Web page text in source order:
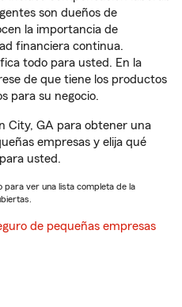
son dueños de
la importancia de
financiera continua.
todo para usted. En la
de que tiene los productos
para su negocio.
City, GA para obtener una
empresas y elija qué
usted.
para ver una lista completa de la
de pequeñas empresas